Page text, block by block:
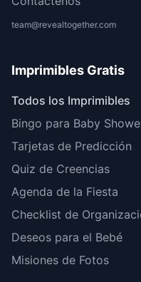
team@revealtogether.com
Imprimibles Gratis
Todos los Imprimibles
Bingo para Baby
Tarjetas de Predicción
Quiz de Creencias
Agenda de la Fiesta
Checklist de
Deseos para el Bebé
Misiones de Fotos